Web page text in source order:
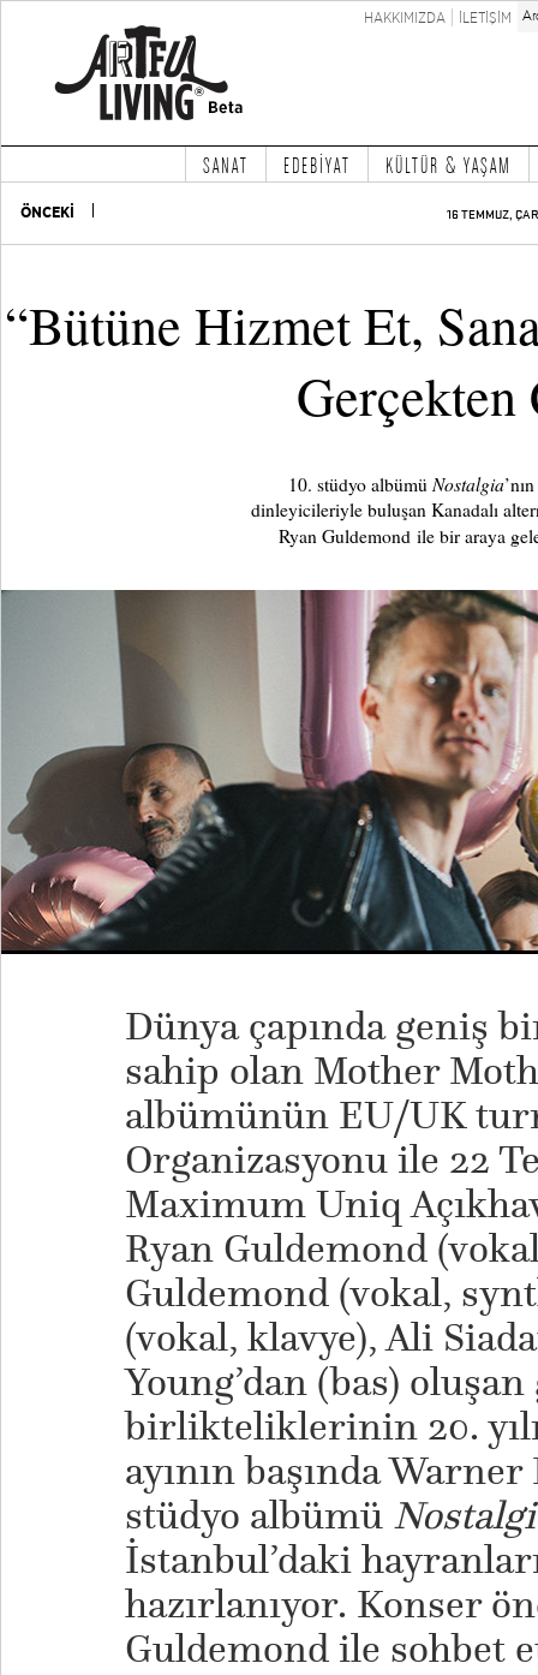
HAKKIMIZDA İLETİŞİM
SANAT EDEBİYAT KÜLTÜR & YAŞAM
ÖNCEKİ 16 TEMMUZ,
“Bütüne Hizmet Et,
Gerçekten
10. stüdyo albümü Nostalgia
dinleyicileriyle buluşan Kanadalı
Ryan Guldemond ile bir araya
Dünya çapında geniş
sahip olan Mother
albümünün EU/UK
Organizasyonu ile 22
Maximum Uniq
Ryan Guldemond
Guldemond (vokal,
(vokal, klavye), Ali
Young’dan (bas)
birlikteliklerinin 20.
ayının başında
stüdyo albümü
İstanbul’daki
hazırlanıyor. Konser
Guldemond ile sohbet